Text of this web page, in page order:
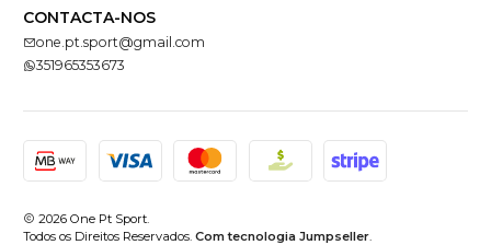
CONTACTA-NOS
one.pt.sport@gmail.com
351965353673
2026 One Pt Sport.
Todos os Direitos Reservados. Com tecnologia Jumpseller.